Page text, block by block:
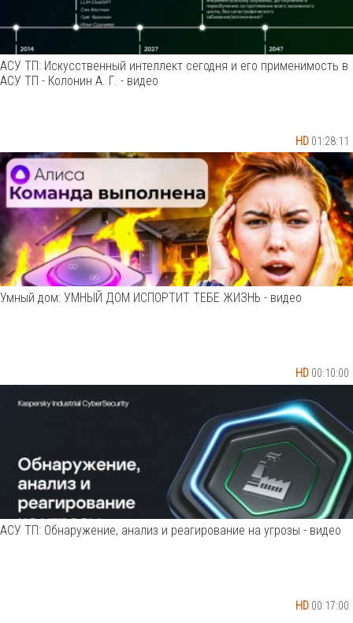
HD 01:28:11
АСУ ТП: Искусственный интеллект сегодня и его применимость в
АСУ ТП - Колонин А. Г. - видео
HD 00:10:00
Умный дом: УМНЫЙ ДОМ ИСПОРТИТ ТЕБЕ ЖИЗНЬ - видео
HD 00:17:00
АСУ ТП: Обнаружение, анализ и реагирование на угрозы - видео